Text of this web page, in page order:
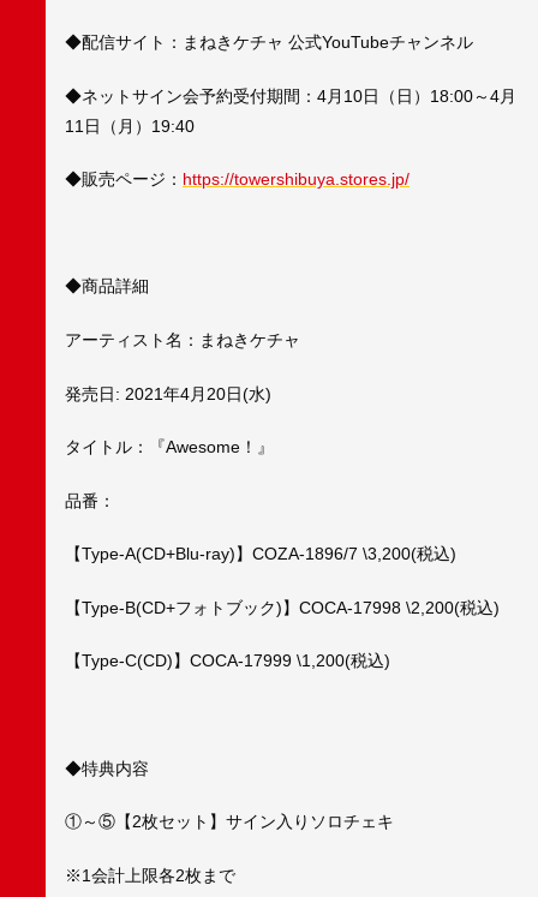
◆配信サイト：まねきケチャ 公式YouTubeチャンネル
◆ネットサイン会予約受付期間：4月10日（日）18:00～4月
11日（月）19:40
◆販売ページ： https://towershibuya.stores.jp/
◆商品詳細
アーティスト名：まねきケチャ
発売日: 2021年4月20日(水)
タイトル：『Awesome！』
品番：
【Type-A(CD+Blu-ray)】COZA-1896/7 \3,200(税込)
【Type-B(CD+フォトブック)】COCA-17998 \2,200(税込)
【Type-C(CD)】COCA-17999 \1,200(税込)
◆特典内容
①～⑤【2枚セット】サイン入りソロチェキ
※1会計上限各2枚まで